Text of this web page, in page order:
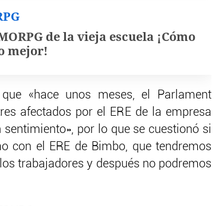
de la vieja escuela ¡Cómo
mejor!
«hace unos meses, el Parlament
afectados por el ERE de la empresa
por lo que se cuestionó si
con el ERE de Bimbo, que tendremos
trabajadores y después no podremos